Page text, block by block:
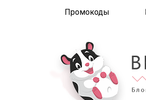
Промокоды